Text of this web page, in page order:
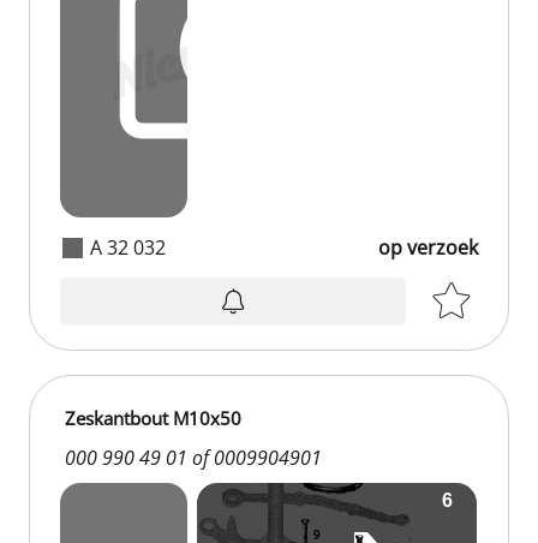
A 32 032 op verzoek
Zeskantbout M10x50
000 990 49 01 of 0009904901